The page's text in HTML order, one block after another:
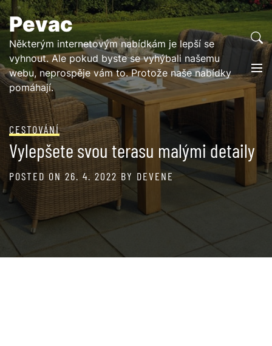
Skip
to
content
Pevac
Některým internetovým nabídkám je lepší se
vyhnout. Ale pokud byste se vyhýbali našemu
webu, neprospěje vám to. Protože naše nabídky
pomáhají.
CESTOVÁNÍ
Vylepšete svou terasu malými detaily
POSTED ON26. 4. 2022BY DEVENE